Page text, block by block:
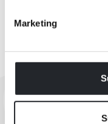
Marketing
akik rajonganak Teáért,
EZEK IS